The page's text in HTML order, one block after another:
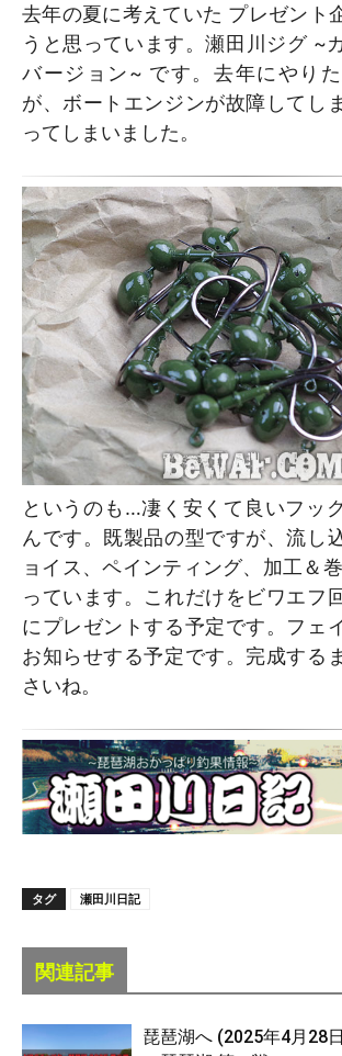
去年の夏に考えていた プレゼント
うと思っています。瀬田川ジグ ~
バージョン~ です。去年にやり
が、ボートエンジンが故障してし
ってしまいました。
というのも…凄く安くて良いフッ
んです。既製品の型ですが、流し
ョイス、ペインティング、加工＆
っています。これだけをビワエフ
にプレゼントする予定です。フェ
お知らせする予定です。完成する
さいね。
タグ 瀬田川日記
関連記事
琵琶湖へ (2025年4月28